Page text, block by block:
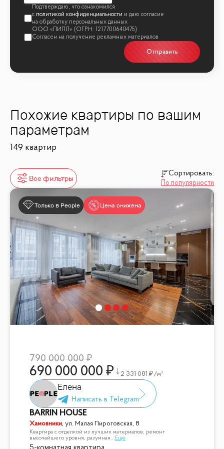
политикой конфиденциальности
Отправить
Похожие квартиры по вашим
параметрам
149 квартир
Все фильтры
Сортировать:
По популярности
Только в People Цена снижена
790 000 000
690 000 000 2 331 081 /м²
Елена
BARRIN HOUSE
Хамовники,ул. Малая Пироговская, 8
Квартира с отделкой из лучших материалов, ремонт
высочайшего уровня, разумная... Ещё